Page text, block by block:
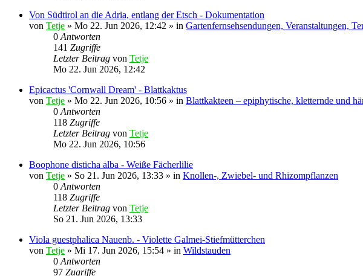
Von Südtirol an die Adria, entlang der Etsch - Dokumentation
von Tetje » Mo 22. Jun 2026, 12:42 » in Gartenfernsehsendungen, Veranstaltungen,
0 Antworten
141 Zugriffe
Letzter Beitrag von Tetje
Mo 22. Jun 2026, 12:42
Epicactus 'Cornwall Dream' - Blattkaktus
von Tetje » Mo 22. Jun 2026, 10:56 » in Blattkakteen – epiphytische, kletternde und
0 Antworten
118 Zugriffe
Letzter Beitrag von Tetje
Mo 22. Jun 2026, 10:56
Boophone disticha alba - Weiße Fächerlilie
von Tetje » So 21. Jun 2026, 13:33 » in Knollen-, Zwiebel- und Rhizompflanzen
0 Antworten
118 Zugriffe
Letzter Beitrag von Tetje
So 21. Jun 2026, 13:33
Viola guestphalica Nauenb. - Violette Galmei-Stiefmütterchen
von Tetje » Mi 17. Jun 2026, 15:54 » in Wildstauden
0 Antworten
97 Zugriffe